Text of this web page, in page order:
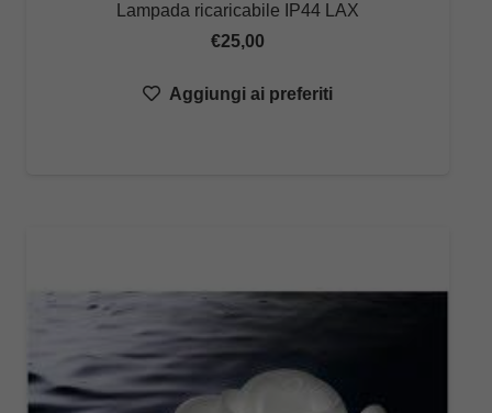
Lampada ricaricabile IP44 LAX
€25,00
Aggiungi ai preferiti